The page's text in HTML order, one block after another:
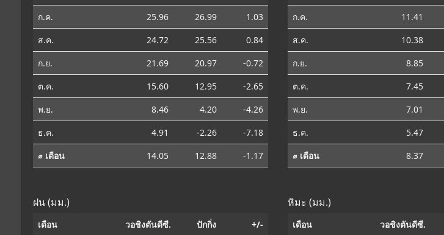
ก.ค.
25.96 26.99
1.03
ส.ค.
24.72 25.56
0.84
ก.ย.
21.69 20.97
-0.72
ต.ค.
15.60 12.95
-2.65
พ.ย.
8.46 4.20
-4.26
ธ.ค.
4.91 -2.26
-7.18
⌀ เดือน
14.05 12.88 -1.17
ก.ค.
11.41
ส.ค.
10.38
ก.ย.
8.85
ต.ค.
7.45
พ.ย.
7.01
ธ.ค.
5.47
⌀ เดือน
8.37
ฝน (มม.)
เดือน วอชิงตันดีซี. ปักกิ่ง +/-
หิมะ (มม.)
เดือน วอชิงตันดีซี.